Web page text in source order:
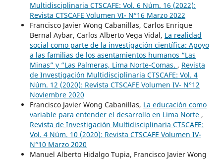
Multidisciplinaria CTSCAFE: Vol. 6 Núm. 16 (2022):
Revista CTSCAFE Volumen VI- N°16 Marzo 2022
Francisco Javier Wong Cabanillas, Carlos Enrique
Bernal Aybar, Carlos Alberto Vega Vidal, La realidad
social como parte de la investigación científica: Apoyo
a las familias de los asentamientos humanos “Las
Minas” y “Las Palmeras, Lima Norte-Comas. , Revista
de Investigación Multidisciplinaria CTSCAFE: Vol. 4
Núm. 12 (2020): Revista CTSCAFE Volumen IV- N°12
Noviembre 2020
Francisco Javier Wong Cabanillas, La educación como
variable para entender el desarrollo en Lima Norte ,
Revista de Investigación Multidisciplinaria CTSCAFE:
Vol. 4 Núm. 10 (2020): Revista CTSCAFE Volumen IV-
N°10 Marzo 2020
Manuel Alberto Hidalgo Tupia, Francisco Javier Wong